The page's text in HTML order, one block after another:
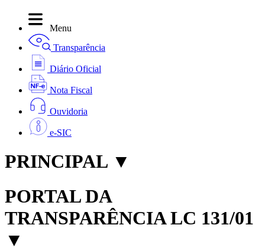
Menu
Transparência
Diário Oficial
Nota Fiscal
Ouvidoria
e-SIC
PRINCIPAL ▼
PORTAL DA
TRANSPARÊNCIA LC 131/01
▼